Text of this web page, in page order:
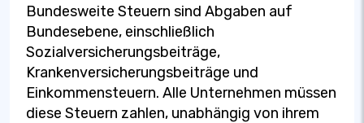
Bundesweite Steuern sind Abgaben auf
Bundesebene, einschließlich
Sozialversicherungsbeiträge,
Krankenversicherungsbeiträge und
Einkommensteuern. Alle Unternehmen müssen
diese Steuern zahlen, unabhängig von ihrem